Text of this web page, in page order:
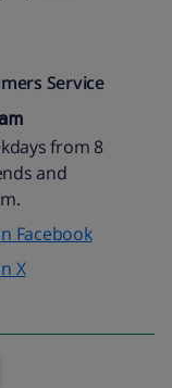
Service
from 8
and
Facebook
X